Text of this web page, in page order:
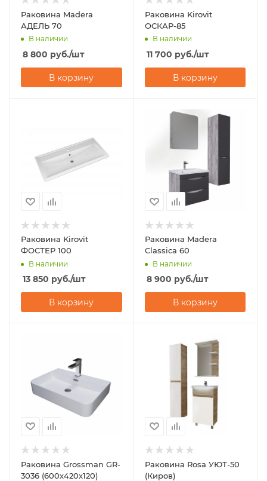
Раковина Madera
АДЕЛЬ 70
В наличии
8 800 руб./шт
В корзину
Раковина Kirovit
ОСКАР-85
В наличии
11 700 руб./шт
В корзину
Раковина Kirovit
ФОСТЕР 100
В наличии
13 850 руб./шт
В корзину
Раковина Madera
Classica 60
В наличии
8 900 руб./шт
В корзину
Раковина Grossman GR-
3036 (600х420х120)
Раковина Rosa УЮТ-50
(Киров)